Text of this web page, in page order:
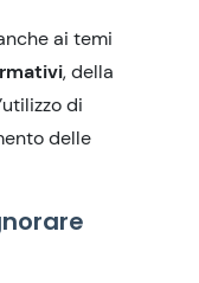
ai temi
, della
di
delle